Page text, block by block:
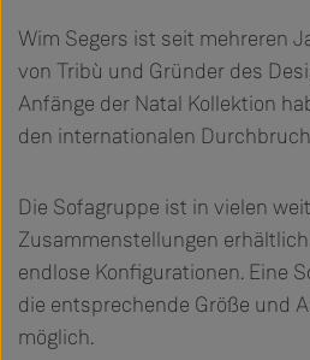
Wim Segers ist seit mehreren
von Tribù und Gründer des
Anfänge der Natal Kollektion
den internationalen
Die Sofagruppe ist in vielen
Zusammenstellungen
endlose Konfigurationen. Eine
die entsprechende Größe und
möglich.